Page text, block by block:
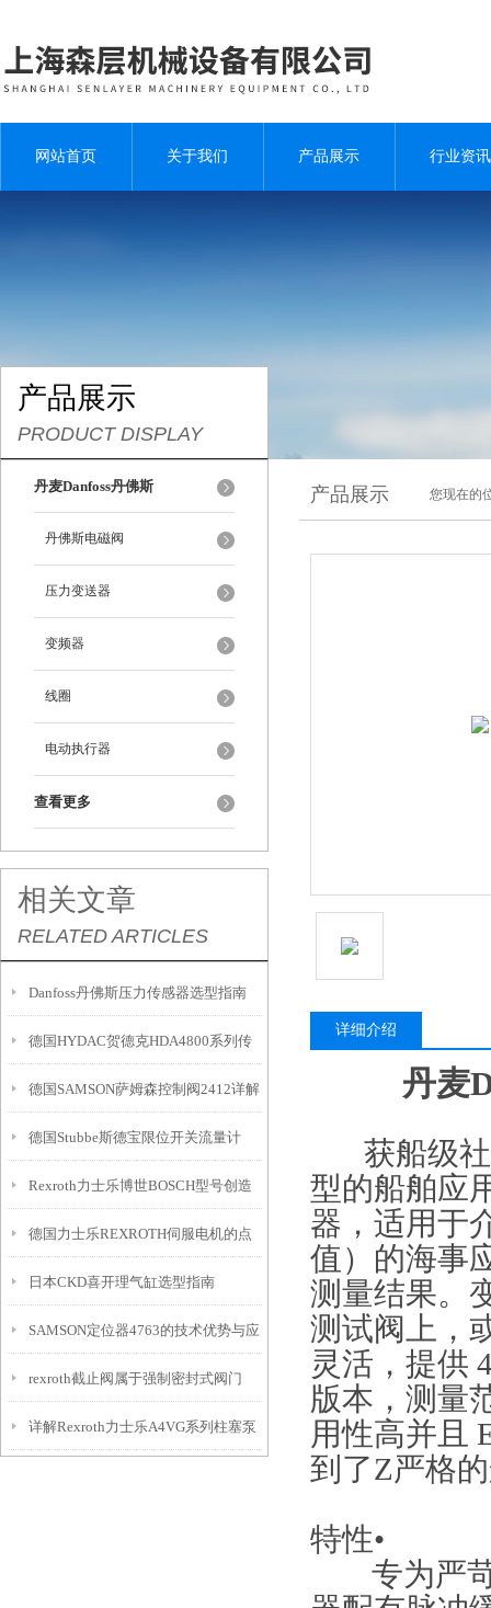
网站首页 关于我们 产品展示 行业资讯
产品展示
PRODUCT DISPLAY
丹麦Danfoss丹佛斯
丹佛斯电磁阀
压力变送器
变频器
线圈
电动执行器
查看更多
相关文章
RELATED ARTICLES
Danfoss丹佛斯压力传感器选型指南
德国HYDAC贺德克HDA4800系列传
感器核心特点及技术参数
德国SAMSON萨姆森控制阀2412详解
德国Stubbe斯德宝限位开关流量计
Rexroth力士乐博世BOSCH型号创造
未来上海森层
德国力士乐REXROTH伺服电机的点
滴总结普及
日本CKD喜开理气缸选型指南
SAMSON定位器4763的技术优势与应
用
rexroth截止阀属于强制密封式阀门
详解Rexroth力士乐A4VG系列柱塞泵
产品展示 您现在的
详细介绍
丹麦
获船级社
型的船舶应
器，适用于
值）的海事
测量结果。
测试阀上，
灵活，提供
版本，测量
用性高并且
到了Z严格
特性•
专为严苛